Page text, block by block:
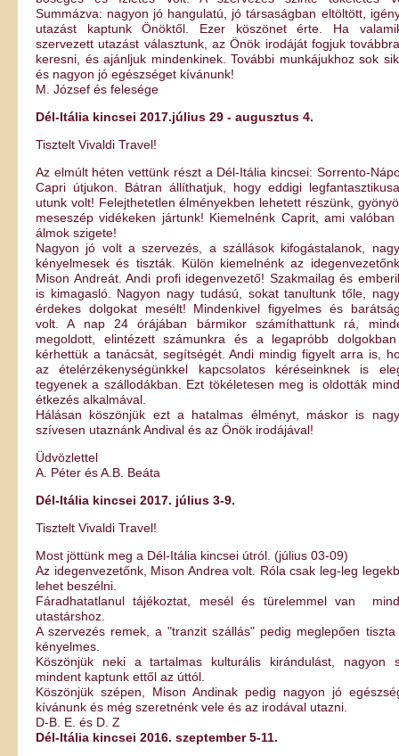
Summázva: nagyon jó hangulatú, jó társaságban eltöltött,
utazást kaptunk Önöktől. Ezer köszönet érte. Ha
szervezett utazást választunk, az Önök irodáját fogjuk
keresni, és ajánljuk mindenkinek. További munkájukhoz sok
és nagyon jó egészséget kívánunk!
M. József és felesége
Dél-Itália kincsei 2017.július 29 - augusztus 4.
Tisztelt Vivaldi Travel!
Az elmúlt héten vettünk részt a Dél-Itália kincsei: Sorrento-
Capri útjukon. Bátran állíthatjuk, hogy eddigi
utunk volt! Felejthetetlen élményekben lehetett részünk,
meseszép vidékeken jártunk! Kiemelnénk Caprit, ami valóban
álmok szigete!
Nagyon jó volt a szervezés, a szállások kifogástalanok,
kényelmesek és tiszták. Külön kiemelnénk az
Mison Andreát. Andi profi idegenvezető! Szakmailag és
is kimagasló. Nagyon nagy tudású, sokat tanultunk tőle,
érdekes dolgokat mesélt! Mindenkivel figyelmes és
volt. A nap 24 órájában bármikor számíthattunk rá,
megoldott, elintézett számunkra és a legapróbb
kérhettük a tanácsát, segítségét. Andi mindig figyelt arra is,
az ételérzékenységünkkel kapcsolatos kéréseinknek is
tegyenek a szállodákban. Ezt tökéletesen meg is oldották
étkezés alkalmával.
Hálásan köszönjük ezt a hatalmas élményt, máskor is
szívesen utaznánk Andival és az Önök irodájával!
Üdvözlettel
A. Péter és A.B. Beáta
Dél-Itália kincsei 2017. július 3-9.
Tisztelt Vivaldi Travel!
Most jöttünk meg a Dél-Itália kincsei útról. (július 03-09)
Az idegenvezetőnk, Mison Andrea volt. Róla csak leg-leg
lehet beszélni.
Fáradhatatlanul tájékoztat, mesél és türelemmel van
utastárshoz.
A szervezés remek, a "tranzit szállás" pedig meglepően tiszta
kényelmes.
Köszönjük neki a tartalmas kulturális kirándulást, nagyon
mindent kaptunk ettől az úttól.
Köszönjük szépen, Mison Andinak pedig nagyon jó
kívánunk és még szeretnénk vele és az irodával utazni.
D-B. E. és D. Z
Dél-Itália kincsei 2016. szeptember 5-11.